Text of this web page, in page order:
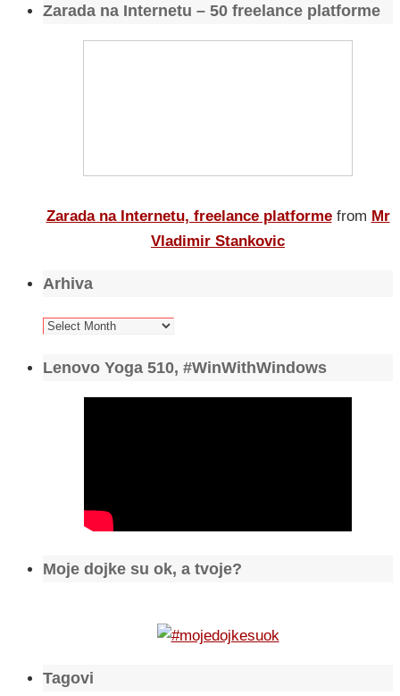
Zarada na Internetu – 50 freelance platforme
Zarada na Internetu, freelance platforme from Mr
Vladimir Stankovic
Arhiva
Arhiva
Lenovo Yoga 510, #WinWithWindows
Moje dojke su ok, a tvoje?
Tagovi